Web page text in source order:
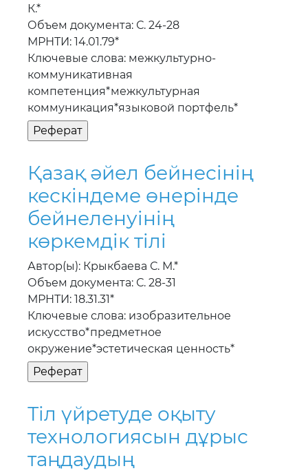
К.*
Объем документа: С. 24-28
МРНТИ: 14.01.79*
Ключевые слова: межкультурно-
коммуникативная
компетенция*межкультурная
коммуникация*языковой портфель*
Қазақ әйел бейнесiнiң
кескiндеме өнерiнде
бейнеленуiнiң
көркемдiк тiлi
Автор(ы): Крыкбаева С. М.*
Объем документа: С. 28-31
МРНТИ: 18.31.31*
Ключевые слова: изобразительное
искусство*предметное
окружение*эстетическая ценность*
Тiл үйретуде оқыту
технологиясын дұрыс
таңдаудың